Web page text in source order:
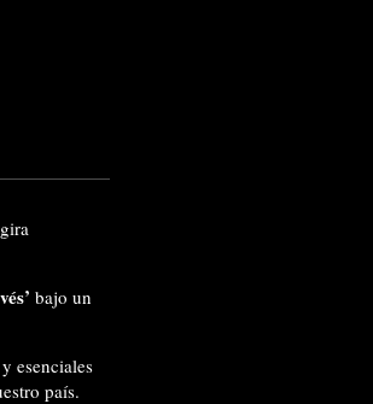
bajo un
esenciales
país.